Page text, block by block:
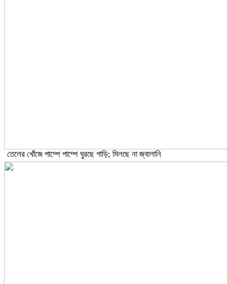
তেলের খোঁজে পাম্পে পাম্পে ঘুরছে গাড়ি; মিলছে না জ্বালানি